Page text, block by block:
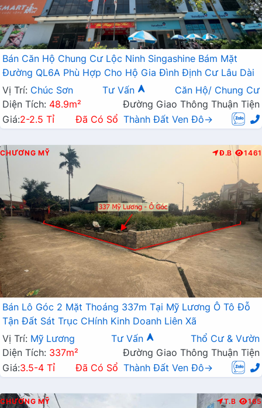
Bán Căn Hộ Chung Cư Lộc Ninh Singashine Bám Mặt
Đường QL6A Phù Hợp Cho Hộ Gia Đình Định Cư Lâu Dài
Vị Trí: Chúc Sơn Tư Vấn
Căn Hộ/ Chung Cư
Diện Tích: 48.9m²
Đường Giao Thông Thuận Tiện
Giá:2-2.5 Tỉ Đã Có Sổ Thành Đất Ven Đô→
CHƯƠNG MỸ Đ.B 1461
Bán Lô Góc 2 Mặt Thoáng 337m Tại Mỹ Lương Ô Tô Đỗ
Tận Đất Sát Trục CHính Kinh Doanh Liên Xã
Vị Trí: Mỹ Lương Tư Vấn
Thổ Cư & Vườn
Diện Tích: 337m²
Đường Giao Thông Thuận Tiện
Giá:3.5-4 Tỉ Đã Có Sổ Thành Đất Ven Đô→
CHƯƠNG MỸ T.B 165